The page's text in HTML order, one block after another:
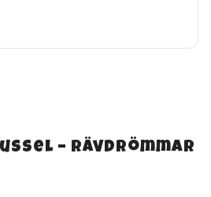
– Rävdrömmar